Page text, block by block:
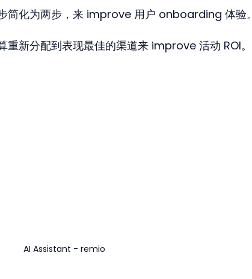
简化为两步，来 improve 用户 onboarding 体验
重新分配到表现最佳的渠道来 improve 活动 ROI
AI Assistant - remio